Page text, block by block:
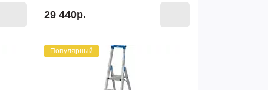
29 440р.
Популярный